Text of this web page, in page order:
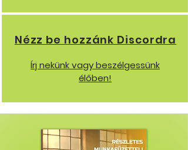
Nézz be hozzánk Discordra
Írj nekünk vagy beszélgessünk
élőben!